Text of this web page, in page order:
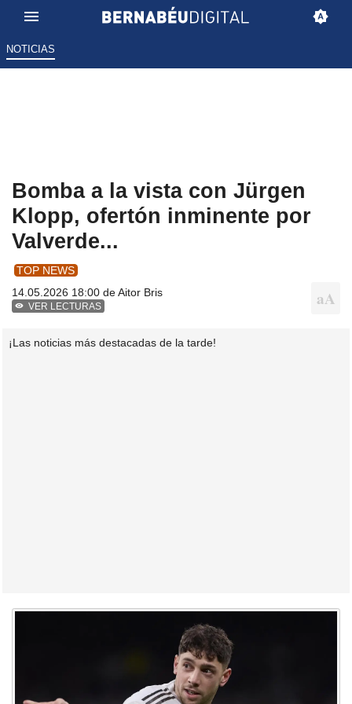
NOTICIAS
Bomba a la vista con Jürgen
Klopp, ofertón inminente por
Valverde...
TOP NEWS
14.05.2026 18:00 deAitor Bris
VER LECTURAS
¡Las noticias más destacadas de la tarde!